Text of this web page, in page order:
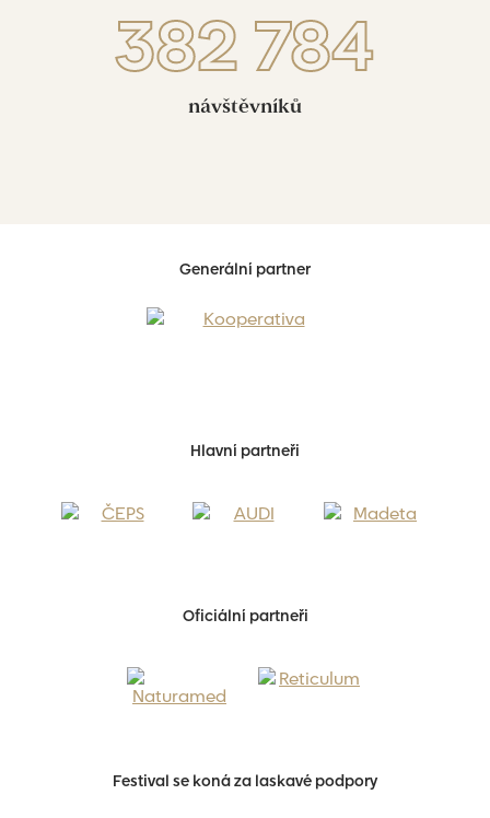
382 784
návštěvníků
Generální partner
Hlavní partneři
Oficiální partneři
Festival se koná za laskavé podpory